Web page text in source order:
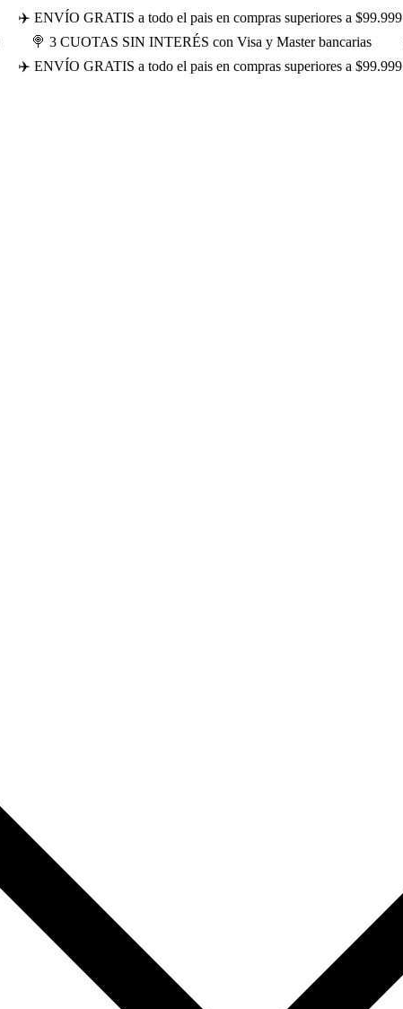
✈️ ENVÍO GRATIS a todo el pais en compras superiores a $99.999
🍭 3 CUOTAS SIN INTERÉS con Visa y Master bancarias
✈️ ENVÍO GRATIS a todo el pais en compras superiores a $99.999